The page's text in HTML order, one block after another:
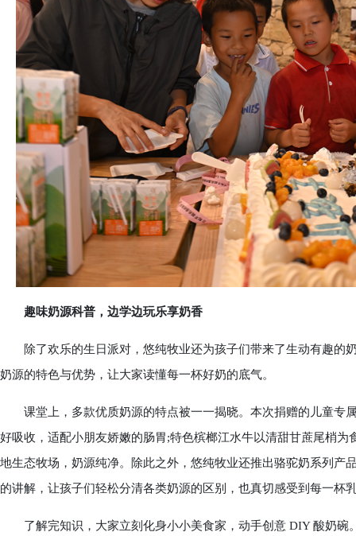
趣味奶源科普，边学边玩乐享奶香
除了欢乐的生日派对，悠纯牧业还为孩子们带来了生动有趣的
奶源的特色与优势，让大家读懂每一杯好奶的底气。
课堂上，多款优质奶源的特点被一一揭晓。本次捐赠的儿童专
好吸收，适配小朋友娇嫩的肠胃;特色槟榔江水牛以清甜甘蔗尾梢
地生态牧场，奶源纯净。除此之外，悠纯牧业还推出骆驼奶系列产
的讲解，让孩子们轻松分清各类奶源的区别，也真切感受到每一杯
了解完知识，大家立刻化身小小美食家，动手创意 DIY 酸奶碗